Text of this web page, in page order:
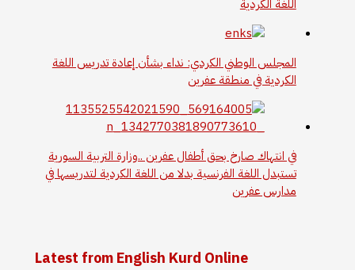
اللغة الكردية
المجلس الوطني الكردي: نداء بشأن إعادة تدريس اللغة
الكردية في منطقة عفرين
في انتهاك صارخ بحق أطفال عفرين ..وزارة التربية السورية
تستبدل اللغة الفرنسية بدلا من اللغة الكردية لتدريسها في
مدارس عفرين
Latest from English Kurd Online